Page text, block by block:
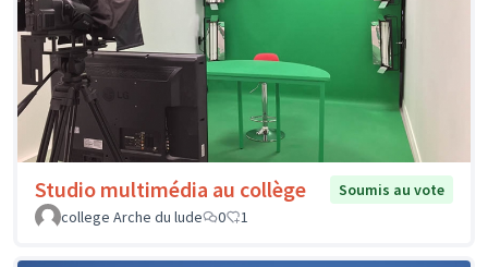
Studio multimédia au collège
Soumis au vote
college Arche du lude
0 1